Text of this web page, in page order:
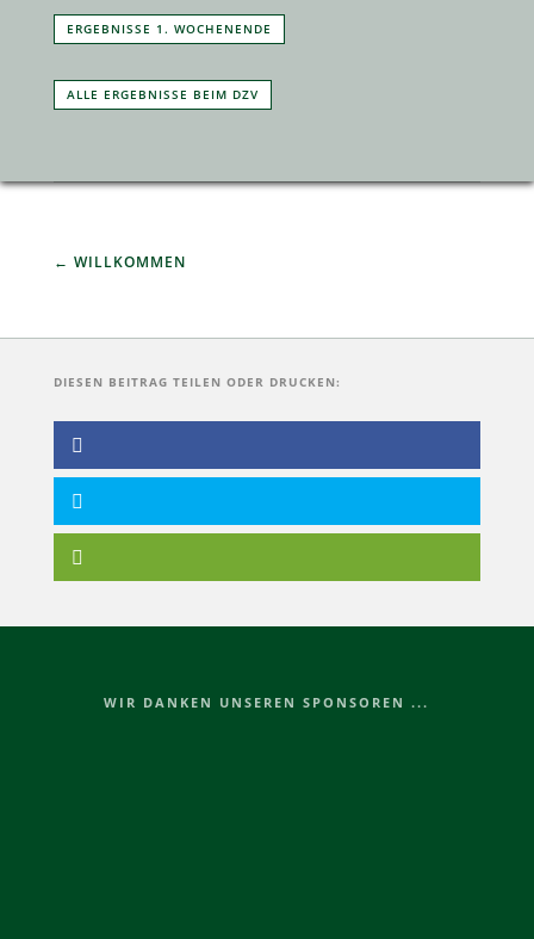
ERGEB­NISSE 1. WOCHENENDE
ALLE ERGEB­NISSE BEIM DZV
WILLKOMMEN
DIESEN BEITRAG TEILEN ODER DRUCKEN:
WIR DANKEN UNSEREN SPONSOREN ...